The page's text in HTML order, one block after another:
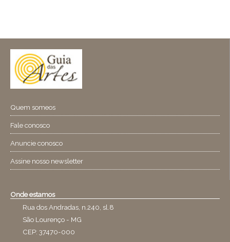
Quem someos
Fale conosco
Anuncie conosco
Assine nosso newsletter
Onde estamos
Rua dos Andradas, n.240, sl.8
São Lourenço - MG
CEP: 37470-000